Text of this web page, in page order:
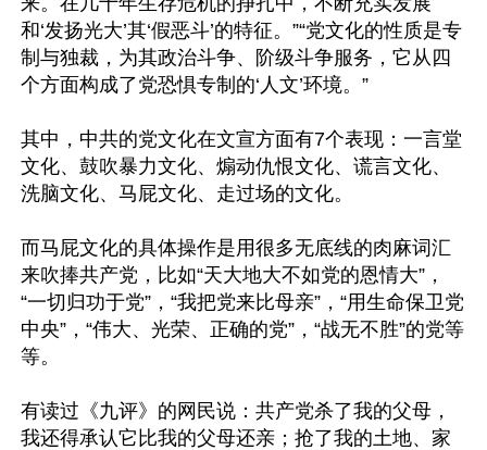
和‘发扬光大’其‘假恶斗’的特征。”“党文化的性质是专
制与独裁，为其政治斗争、阶级斗争服务，它从四
个方面构成了党恐惧专制的‘人文’环境。”
其中，中共的党文化在文宣方面有7个表现：一言堂
文化、鼓吹暴力文化、煽动仇恨文化、谎言文化、
洗脑文化、马屁文化、走过场的文化。
而马屁文化的具体操作是用很多无底线的肉麻词汇
来吹捧共产党，比如“天大地大不如党的恩情大”，
“一切归功于党”，“我把党来比母亲”，“用生命保卫党
中央”，“伟大、光荣、正确的党”，“战无不胜”的党等
等。
有读过《九评》的网民说：共产党杀了我的父母，
我还得承认它比我的父母还亲；抢了我的土地、家